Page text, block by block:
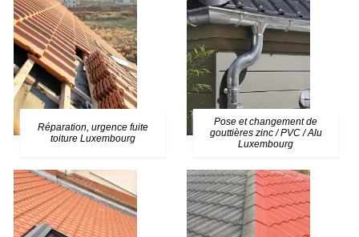
Réparation, urgence fuite
toiture Luxembourg
Pose et changement de
gouttières zinc / PVC / Alu
Luxembourg